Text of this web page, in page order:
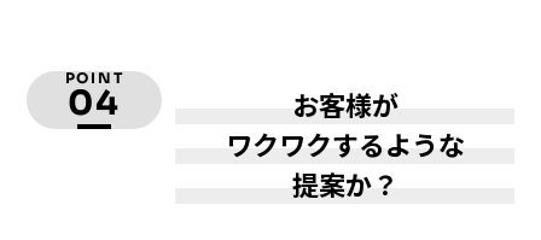
POINT
04
お客様が
ワクワクするような
提案か？